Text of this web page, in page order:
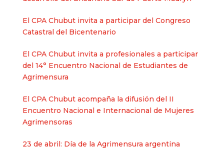
El CPA Chubut invita a participar del Congreso
Catastral del Bicentenario
El CPA Chubut invita a profesionales a participar
del 14° Encuentro Nacional de Estudiantes de
Agrimensura
El CPA Chubut acompaña la difusión del II
Encuentro Nacional e Internacional de Mujeres
Agrimensoras
23 de abril: Día de la Agrimensura argentina